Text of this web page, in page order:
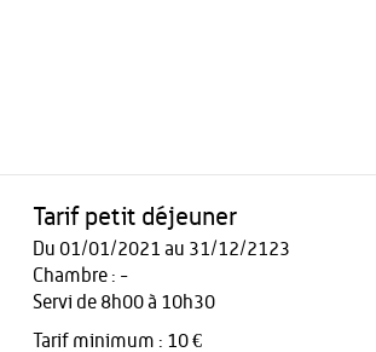
Tarif petit déjeuner
Du 01/01/2021 au 31/12/2123
Chambre : -
Servi de 8h00 à 10h30
Tarif minimum : 10 €